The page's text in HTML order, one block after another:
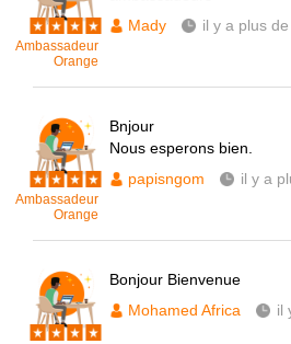
Ambassadeur
Orange
Mady
il y a plus
Ambassadeur
Orange
Bnjour
Nous esperons bien.
papisngom
il y a
Bonjour Bienvenue
Mohamed Africa
il